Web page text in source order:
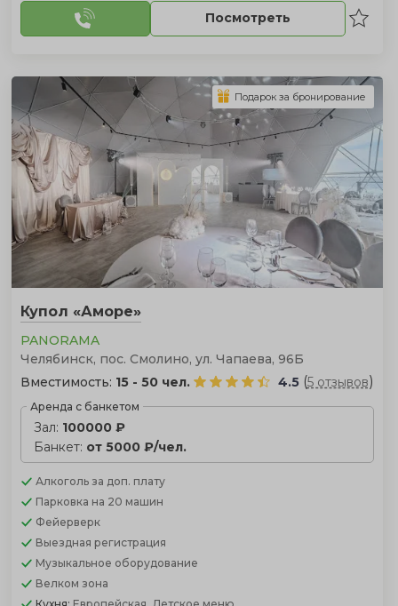
Посмотреть
Купол «Аморе»
PANORAMA
Челябинск, пос. Смолино, ул. Чапаева, 96Б
Вместимость: 15 - 50 чел. 4.5 (5 отзывов)
Аренда с банкетом
Зал: 100000 ₽
Банкет: от 5000 ₽/чел.
Алкоголь за доп. плату
Парковка на 20 машин
Фейерверк
Выездная регистрация
Музыкальное оборудование
Велком зона
Кухня: Европейская, Детское меню
Подарок за бронирование